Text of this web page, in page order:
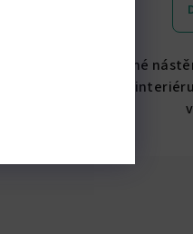
Čalouněné
doplněk